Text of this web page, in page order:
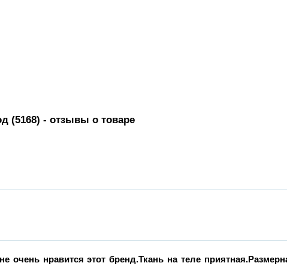
(5168) - отзывы о товаре
нравится этот бренд.Ткань на теле